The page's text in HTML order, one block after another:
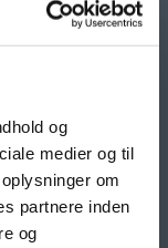
og
medier og til
om
partnere inden
og